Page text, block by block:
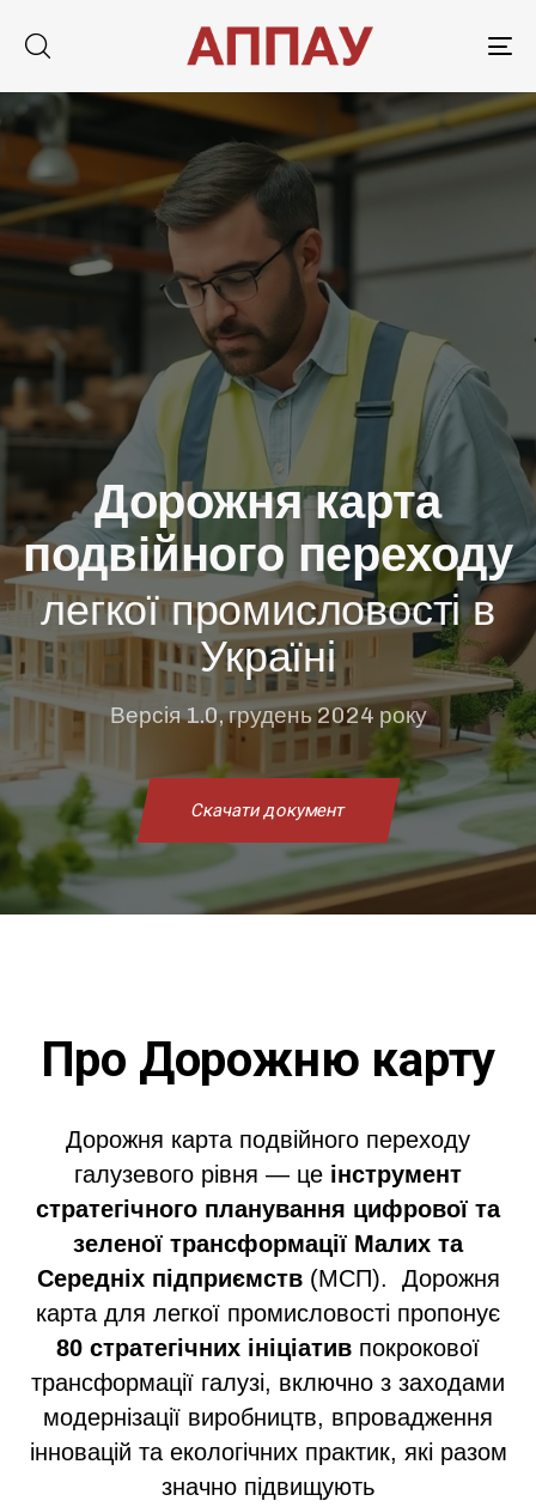
Дорожня карта
подвійного переходу
легкої промисловості в
Україні
Версія 1.0, грудень 2024 року
Скачати документ
Про Дорожню карту
Дорожня карта подвійного переходу
галузевого рівня — це інструмент
стратегічного планування цифрової та
зеленої трансформації Малих та
Середніх підприємств(МСП). Дорожня
карта для легкої промисловості пропонує
80 стратегічних ініціатив покрокової
трансформації галузі, включно з заходами
модернізації виробництв, впровадження
інновацій та екологічних практик, які разом
значно підвищують